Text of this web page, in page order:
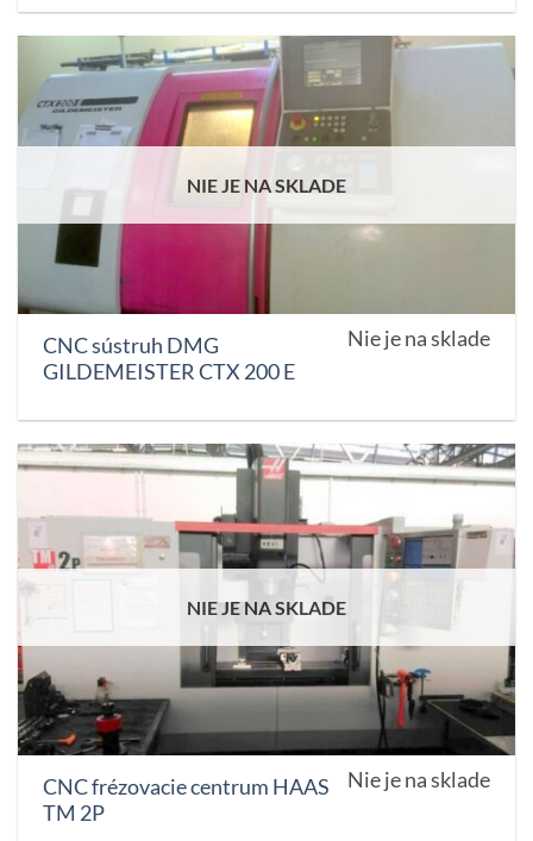
NIE JE NA SKLADE
CNC sústruh DMG
GILDEMEISTER CTX 200 E
Nie je na sklade
NIE JE NA SKLADE
CNC frézovacie centrum HAAS
TM 2P
Nie je na sklade